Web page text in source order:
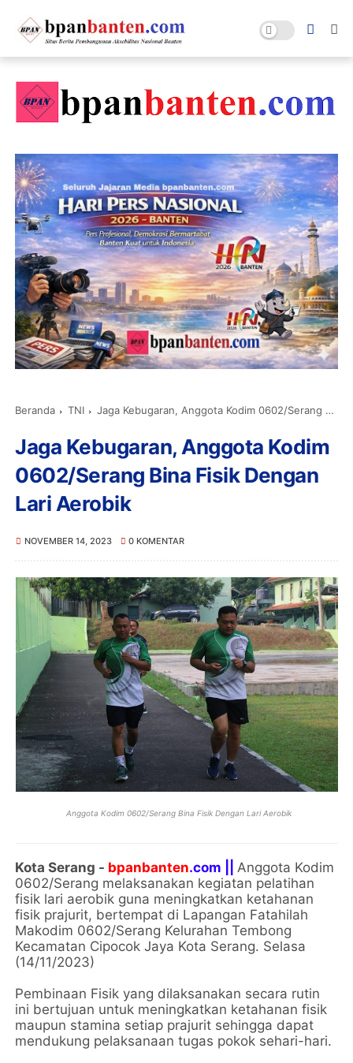
Beranda TNI Jaga Kebugaran, Anggota Kodim 0602/Serang Bina Fisik Dengan Lari Aerobik
Jaga Kebugaran, Anggota Kodim
0602/Serang Bina Fisik Dengan
Lari Aerobik
NOVEMBER 14, 2023 0 KOMENTAR
Anggota Kodim 0602/Serang Bina Fisik Dengan Lari Aerobik
Kota Serang - bpanbanten.com || Anggota Kodim
0602/Serang melaksanakan kegiatan pelatihan
fisik lari aerobik guna meningkatkan ketahanan
fisik prajurit, bertempat di Lapangan Fatahilah
Makodim 0602/Serang Kelurahan Tembong
Kecamatan Cipocok Jaya Kota Serang. Selasa
(14/11/2023)
Pembinaan Fisik yang dilaksanakan secara rutin
ini bertujuan untuk meningkatkan ketahanan fisik
maupun stamina setiap prajurit sehingga dapat
mendukung pelaksanaan tugas pokok sehari-hari.